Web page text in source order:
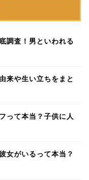
調査！男といわれる
来や生い立ちをまと
って本当？子供に人
女がいるって本当？